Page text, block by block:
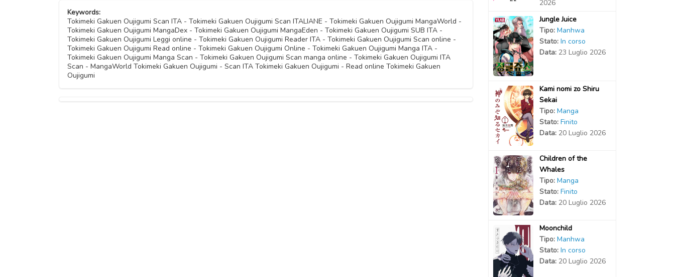
Keywords:
Tokimeki Gakuen Oujigumi Scan ITA - Tokimeki Gakuen Oujigumi Scan ITALIANE - Tokimeki Gakuen Oujigumi MangaWorld -
Tokimeki Gakuen Oujigumi MangaDex - Tokimeki Gakuen Oujigumi MangaEden - Tokimeki Gakuen Oujigumi SUB ITA -
Tokimeki Gakuen Oujigumi Leggi online - Tokimeki Gakuen Oujigumi Reader ITA - Tokimeki Gakuen Oujigumi Scan online -
Tokimeki Gakuen Oujigumi Read online - Tokimeki Gakuen Oujigumi Online - Tokimeki Gakuen Oujigumi Manga ITA -
Tokimeki Gakuen Oujigumi Manga Scan - Tokimeki Gakuen Oujigumi Scan manga online - Tokimeki Gakuen Oujigumi ITA
Scan - MangaWorld Tokimeki Gakuen Oujigumi - Scan ITA Tokimeki Gakuen Oujigumi - Read online Tokimeki Gakuen
Oujigumi
2026
Jungle Juice
Tipo: Manhwa
Stato: In corso
Data: 23 Luglio 2026
Kami nomi zo Shiru
Sekai
Tipo: Manga
Stato: Finito
Data: 20 Luglio 2026
Children of the
Whales
Tipo: Manga
Stato: Finito
Data: 20 Luglio 2026
Moonchild
Tipo: Manhwa
Stato: In corso
Data: 20 Luglio 2026